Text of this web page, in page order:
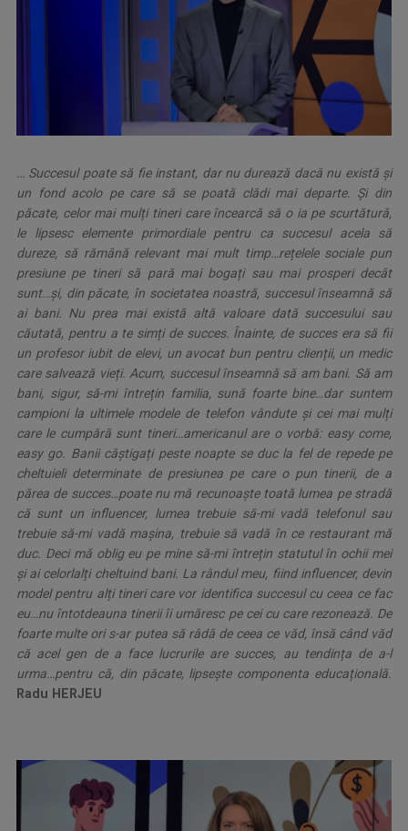
… Succesul poate să fie instant, dar nu durează dacă nu există și
un fond acolo pe care să se poată clădi mai departe. Și din
păcate, celor mai mulți tineri care încearcă să o ia pe scurtătură,
le lipsesc elemente primordiale pentru ca succesul acela să
dureze, să rămână relevant mai mult timp…rețelele sociale pun
presiune pe tineri să pară mai bogați sau mai prosperi decât
sunt…și, din păcate, în societatea noastră, succesul înseamnă să
ai bani. Nu prea mai există altă valoare dată succesului sau
căutată, pentru a te simți de succes. Înainte, de succes era să fii
un profesor iubit de elevi, un avocat bun pentru clienții, un medic
care salvează vieți. Acum, succesul înseamnă să am bani. Să am
bani, sigur, să-mi întrețin familia, sună foarte bine…dar suntem
campioni la ultimele modele de telefon vândute și cei mai mulți
care le cumpără sunt tineri…americanul are o vorbă: easy come,
easy go. Banii câștigați peste noapte se duc la fel de repede pe
cheltuieli determinate de presiunea pe care o pun tinerii, de a
părea de succes…poate nu mă recunoaște toată lumea pe stradă
că sunt un influencer, lumea trebuie să-mi vadă telefonul sau
trebuie să-mi vadă mașina, trebuie să vadă în ce restaurant mă
duc. Deci mă oblig eu pe mine să-mi întrețin statutul în ochii mei
și ai celorlalți cheltuind bani. La rândul meu, fiind influencer, devin
model pentru alți tineri care vor identifica succesul cu ceea ce fac
eu…nu întotdeauna tinerii îi umăresc pe cei cu care rezonează. De
foarte multe ori s-ar putea să râdă de ceea ce văd, însă când văd
că acel gen de a face lucrurile are succes, au tendința de a-l
urma…pentru că, din păcate, lipsește componenta educațională.
Radu HERJEU